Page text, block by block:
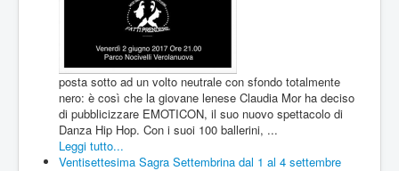
posta sotto ad un volto neutrale con sfondo totalmente
nero: è così che la giovane lenese Claudia Mor ha deciso
di pubblicizzare EMOTICON, il suo nuovo spettacolo di
Danza Hip Hop. Con i suoi 100 ballerini, ...
Leggi tutto...
Ventisettesima Sagra Settembrina dal 1 al 4 settembre